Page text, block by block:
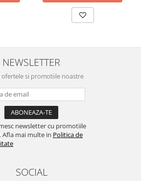
NEWSLETTER
ofertele si promotiile noastre
newsletter cu promotiile
Afla mai multe in Politica de
SOCIAL